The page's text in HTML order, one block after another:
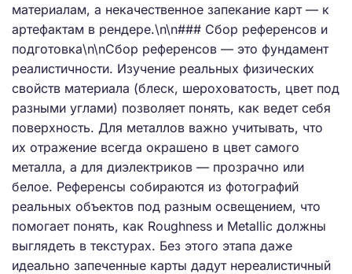
материалам, а некачественное запекание карт — к
артефактам в рендере.\n\n### Сбор референсов и
подготовка\n\nСбор референсов — это фундамент
реалистичности. Изучение реальных физических
свойств материала (блеск, шероховатость, цвет под
разными углами) позволяет понять, как ведет себя
поверхность. Для металлов важно учитывать, что
их отражение всегда окрашено в цвет самого
металла, а для диэлектриков — прозрачно или
белое. Референсы собираются из фотографий
реальных объектов под разным освещением, что
помогает понять, как Roughness и Metallic должны
выглядеть в текстурах. Без этого этапа даже
идеально запеченные карты дадут нереалистичный